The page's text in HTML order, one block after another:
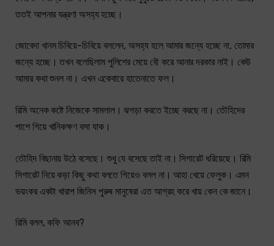
ততই আপনার যন্ত্রণা অসহ্য হচ্ছে।
জোবেদা খানম চিবিয়ে-চিবিয়ে বললেন, অসহ্য হলে আমার জন্যে হচ্ছে না, তোমার
জন্যে হচ্ছে। তখন বলেছিলাম পুলিশের মেয়ে বৌ করে আনার দরকার নাই। কেউ
আমার কথা শুনল না। এখন একেবারে হাতেনাতে ফল।
রিমি অনেক কষ্টে নিজেকে সামলাল। ঝগড়া করতে ইচ্ছে করছে না। তৌহিদের
পাশে গিয়ে খানিকক্ষণ বসা যাক।
তৌহিদ বিছানায় উঠে বসেছে। শুধু যে বসেছে তাই না। সিগারেট ধরিয়েছে। রিমি
সিগারেট নিয়ে কড়া কিছু কথা বলতে গিয়েও বলল না। আহা খেয়ে ফেলুক। এমন
ভয়ংকর একটা খারাপ জিনিস পুরুষ মানুষেরা এত আগ্রহ করে খায় কেন কে জানে।
রিমি বলল, কফি আনব?